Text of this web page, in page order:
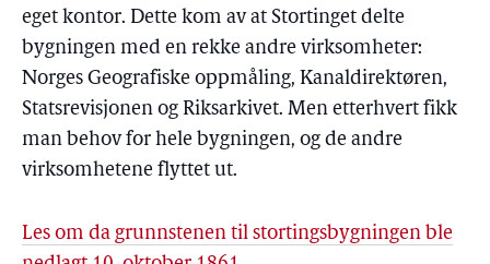
eget kontor. Dette kom av at Stortinget delte
bygningen med en rekke andre virksomheter:
Norges Geografiske oppmåling, Kanaldirektøren,
Statsrevisjonen og Riksarkivet. Men etterhvert fikk
man behov for hele bygningen, og de andre
virksomhetene flyttet ut.
Les om da grunnstenen til stortingsbygningen ble